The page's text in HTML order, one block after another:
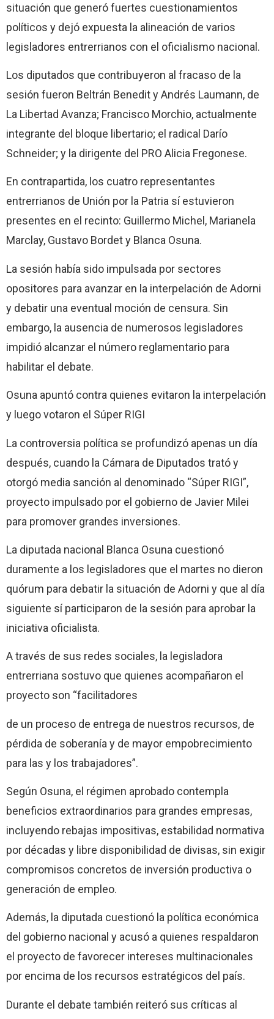
situación que generó fuertes cuestionamientos
políticos y dejó expuesta la alineación de varios
legisladores entrerrianos con el oficialismo nacional.
Los diputados que contribuyeron al fracaso de la
sesión fueron Beltrán Benedit y Andrés Laumann, de
La Libertad Avanza; Francisco Morchio, actualmente
integrante del bloque libertario; el radical Darío
Schneider; y la dirigente del PRO Alicia Fregonese.
En contrapartida, los cuatro representantes
entrerrianos de Unión por la Patria sí estuvieron
presentes en el recinto: Guillermo Michel, Marianela
Marclay, Gustavo Bordet y Blanca Osuna.
La sesión había sido impulsada por sectores
opositores para avanzar en la interpelación de Adorni
y debatir una eventual moción de censura. Sin
embargo, la ausencia de numerosos legisladores
impidió alcanzar el número reglamentario para
habilitar el debate.
Osuna apuntó contra quienes evitaron la interpelación
y luego votaron el Súper RIGI
La controversia política se profundizó apenas un día
después, cuando la Cámara de Diputados trató y
otorgó media sanción al denominado “Súper RIGI”,
proyecto impulsado por el gobierno de Javier Milei
para promover grandes inversiones.
La diputada nacional Blanca Osuna cuestionó
duramente a los legisladores que el martes no dieron
quórum para debatir la situación de Adorni y que al día
siguiente sí participaron de la sesión para aprobar la
iniciativa oficialista.
A través de sus redes sociales, la legisladora
entrerriana sostuvo que quienes acompañaron el
proyecto son “facilitadores
de un proceso de entrega de nuestros recursos, de
pérdida de soberanía y de mayor empobrecimiento
para las y los trabajadores”.
Según Osuna, el régimen aprobado contempla
beneficios extraordinarios para grandes empresas,
incluyendo rebajas impositivas, estabilidad normativa
por décadas y libre disponibilidad de divisas, sin exigir
compromisos concretos de inversión productiva o
generación de empleo.
Además, la diputada cuestionó la política económica
del gobierno nacional y acusó a quienes respaldaron
el proyecto de favorecer intereses multinacionales
por encima de los recursos estratégicos del país.
Durante el debate también reiteró sus críticas al